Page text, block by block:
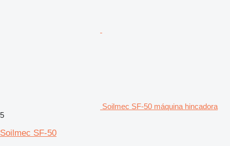
Soilmec SF-50 máquina hincadora
5
Soilmec SF-50